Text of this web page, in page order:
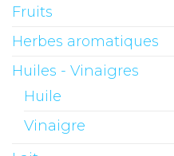
Fruits
Herbes aromatiques
Huiles - Vinaigres
Huile
Vinaigre